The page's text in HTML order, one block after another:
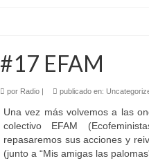
#17 EFAM
por Radio| publicado en:
Una vez más volvemos a las
colectivo EFAM
repasaremos sus acciones y
(junto a “Mis amigas las